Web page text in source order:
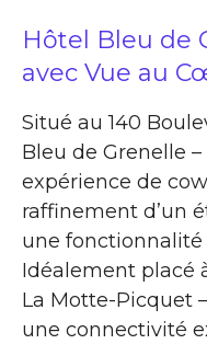
Hôtel Bleu de
avec Vue au
Situé au 140
Bleu de Grenelle
expérience de
raffinement d’un
une fonctionnalité
Idéalement placé
La Motte-Picquet
une connectivité